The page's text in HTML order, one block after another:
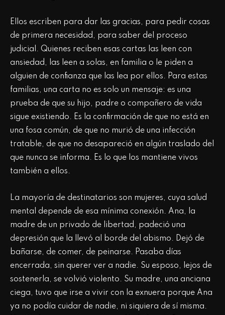
Ellos escriben para dar las gracias, para pedir cosas
de primera necesidad, para saber del proceso
judicial. Quienes reciben esas cartas las leen con
ansiedad, las leen a solas, en familia o le piden a
alguien de confianza que las lea por ellos. Para estas
familias, una carta no es solo un mensaje: es una
prueba de que su hijo, padre o compañero de vida
sigue existiendo. Es la confirmación de que no está en
una fosa común, de que no murió de una infección
tratable, de que no desapareció en algún traslado del
que nunca se informa. Es lo que los mantiene vivos
también a ellos.
La mayoría de destinatarios son mujeres, cuya salud
mental depende de esa mínima conexión. Ana, la
madre de un privado de libertad, padeció una
depresión que la llevó al borde del abismo. Dejó de
bañarse, de comer, de peinarse. Pasaba días
encerrada, sin querer ver a nadie. Su esposo, lejos de
sostenerla, se volvió violento. Su madre, una anciana
ciega, tuvo que irse a vivir con la exnuera porque Ana
ya no podía cuidar de nadie, ni siquiera de sí misma.